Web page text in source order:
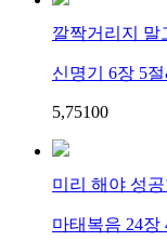
깔짝거리지 말
신명기 6장 5
5,75100
미리 해야 성
마태복음 24장